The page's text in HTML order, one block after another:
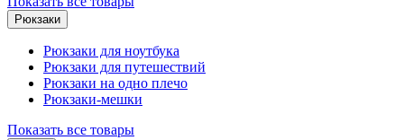
Рюкзаки
Рюкзаки для ноутбука
Рюкзаки для путешествий
Рюкзаки на одно плечо
Рюкзаки-мешки
Показать все товары